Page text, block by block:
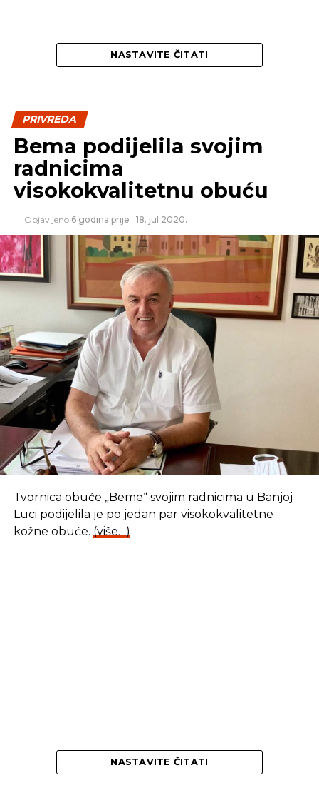
NASTAVITE ČITATI
PRIVREDA
Bema podijelila svojim
radnicima
visokokvalitetnu obuću
Objavljeno 6 godina prije 18. jul 2020.
Tvornica obuće „Beme“ svojim radnicima u Banjoj
Luci podijelila je po jedan par visokokvalitetne
kožne obuće. (više…)
NASTAVITE ČITATI